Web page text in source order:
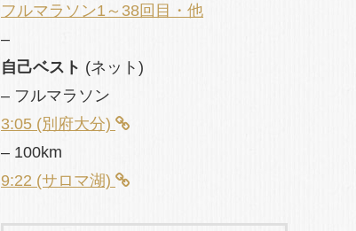
フルマラソン1～38回目・他
–
自己ベスト (ネット)
– フルマラソン
3:05 (別府大分)
– 100km
9:22 (サロマ湖)